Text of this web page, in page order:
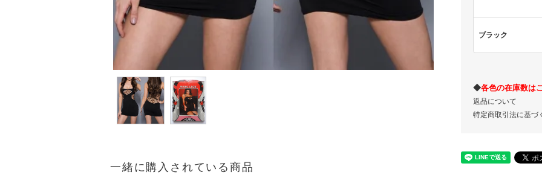
一緒に購入されている商品
ブラック
◆各色の在庫数は
返品について
特定商取引法に基づ